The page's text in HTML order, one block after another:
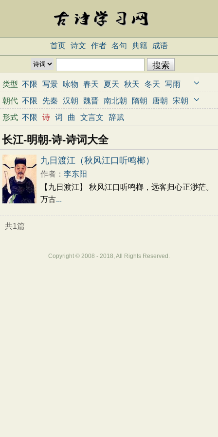
首页 诗文 作者 名句 典籍 成语
类型 不限 写景 咏物 春天 夏天 秋天 冬天
写雨
写雪
写风 写花 梅花 荷花 菊花 柳树
月亮
山水 写山 写水 长江 黄河 儿童 写鸟
写马
田园 边塞 地名 抒情 爱国 离别 送别 思乡
思念
爱情 励志 哲理 闺怨
母亲 友情 战争 读书 惜时 婉约 豪放 诗经
民谣
节日 春节 元宵节 寒食节 清明节
端午节
七夕节 中秋节
咏史怀古
宋词精选 小学古诗
初中古诗
朝代 不限 先秦 汉朝 魏晋 南北朝 隋朝 唐朝
宋朝
元朝
明朝 清朝 近代 当代
形式 不限 诗 词 曲 文言文 辞赋
长江-明朝-诗-诗词大全
九日渡江（秋风江口听鸣榔）
作者： 李东阳
【九日渡江】 秋风江口听鸣榔，远客归心正渺茫。
万古...
共1篇
Copyright © 2008 - 2018, All Rights Reserved.